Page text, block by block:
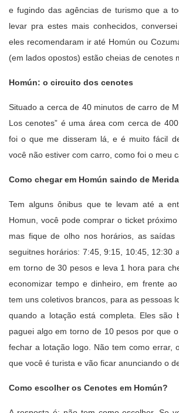
e fugindo das agências de turismo que a
levar pra estes mais conhecidos,
eles recomendaram ir até Homún ou
(em lados opostos) estão cheias de cenotes
Homún: o circuito dos cenotes
Situado a cerca de 40 minutos de carro de
Los cenotes” é uma área com cerca de
foi o que me disseram lá, e é muito fácil
você não estiver com carro, como foi o meu
Como chegar em Homún saindo de
Tem alguns ônibus que te levam até a
Homun, você pode comprar o ticket
mas fique de olho nos horários, as
seguitnes horários: 7:45, 9:15, 10:45, 12:30
em torno de 30 pesos e leva 1 hora para
economizar tempo e dinheiro, em frente
tem uns coletivos brancos, para as pessoas
quando a lotação está completa. Eles são
paguei algo em torno de 10 pesos por que
fechar a lotação logo. Não tem como errar,
que você é turista e vão ficar anunciando o
Como escolher os Cenotes em Homún?